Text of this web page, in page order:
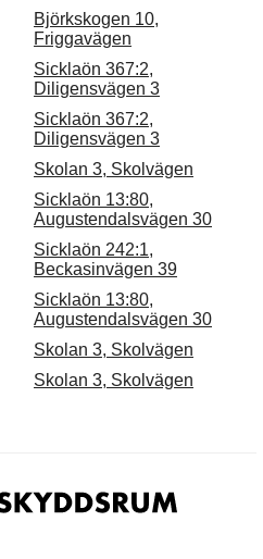
Björkskogen 10,
Friggavägen
Sicklaön 367:2,
Diligensvägen 3
Sicklaön 367:2,
Diligensvägen 3
Skolan 3, Skolvägen
Sicklaön 13:80,
Augustendalsvägen 30
Sicklaön 242:1,
Beckasinvägen 39
Sicklaön 13:80,
Augustendalsvägen 30
Skolan 3, Skolvägen
Skolan 3, Skolvägen